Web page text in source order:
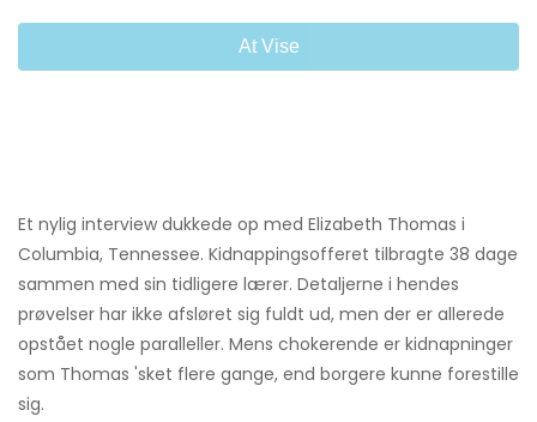
At Vise
Et nylig interview dukkede op med Elizabeth Thomas i
Columbia, Tennessee. Kidnappingsofferet tilbragte 38 dage
sammen med sin tidligere lærer. Detaljerne i hendes
prøvelser har ikke afsløret sig fuldt ud, men der er allerede
opstået nogle paralleller. Mens chokerende er kidnapninger
som Thomas 'sket flere gange, end borgere kunne forestille
sig.